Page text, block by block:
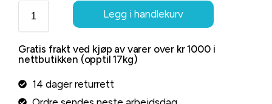
Legg i handlekurv
Gratis frakt ved kjøp av varer over kr 1000 i
nettbutikken (opptil 17kg)
14 dager returrett